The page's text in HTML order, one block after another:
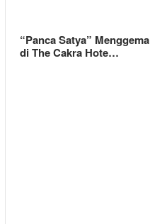
“Panca Satya” Menggema
di The Cakra Hote…